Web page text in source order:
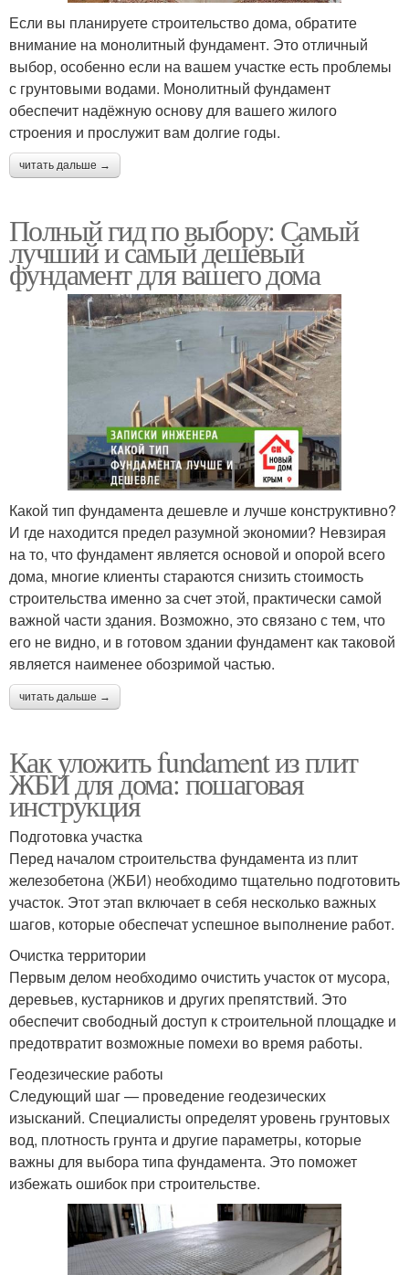
Если вы планируете строительство дома, обратите
внимание на монолитный фундамент. Это отличный
выбор, особенно если на вашем участке есть проблемы
с грунтовыми водами. Монолитный фундамент
обеспечит надёжную основу для вашего жилого
строения и прослужит вам долгие годы.
читать дальше →
Полный гид по выбору: Самый
лучший и самый дешевый
фундамент для вашего дома
Какой тип фундамента дешевле и лучше конструктивно?
И где находится предел разумной экономии? Невзирая
на то, что фундамент является основой и опорой всего
дома, многие клиенты стараются снизить стоимость
строительства именно за счет этой, практически самой
важной части здания. Возможно, это связано с тем, что
его не видно, и в готовом здании фундамент как таковой
является наименее обозримой частью.
читать дальше →
Как уложить fundament из плит
ЖБИ для дома: пошаговая
инструкция
Подготовка участка
Перед началом строительства фундамента из плит
железобетона (ЖБИ) необходимо тщательно подготовить
участок. Этот этап включает в себя несколько важных
шагов, которые обеспечат успешное выполнение работ.
Очистка территории
Первым делом необходимо очистить участок от мусора,
деревьев, кустарников и других препятствий. Это
обеспечит свободный доступ к строительной площадке и
предотвратит возможные помехи во время работы.
Геодезические работы
Следующий шаг — проведение геодезических
изысканий. Специалисты определят уровень грунтовых
вод, плотность грунта и другие параметры, которые
важны для выбора типа фундамента. Это поможет
избежать ошибок при строительстве.